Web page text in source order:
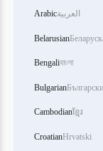
Arabicالعربية
Belarusian
Bengaliবাংলা
BulgarianБългарски
Cambodianខ្មែរ
CroatianHrvatski